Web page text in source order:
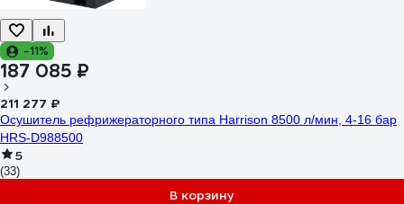
-11%
187 085 ₽
211 277 ₽
Осушитель рефрижераторного типа Harrison 8500 л/мин, 4-16 бар
HRS-D988500
5
(33)
В корзину